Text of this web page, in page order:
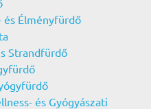
és Élményfürdő
Strandfürdő
és Gyógyászati